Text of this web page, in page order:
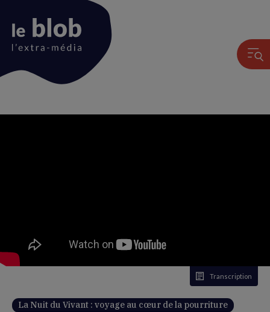
Transcription
La Nuit du Vivant : voyage au cœur de la pourriture